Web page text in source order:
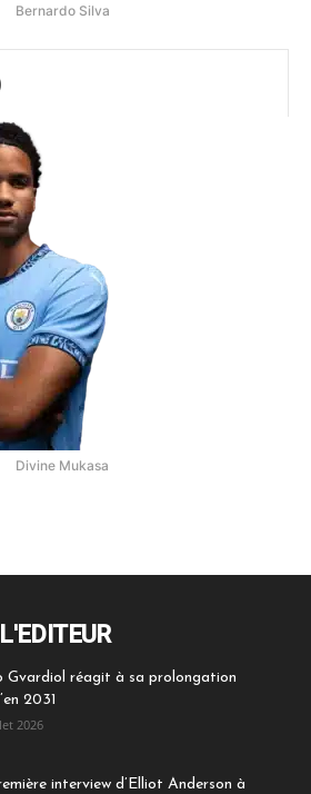
Bernardo Silva
Divine Mukasa
Gvardiol réagit à sa prolongation
2031
2026
interview d’Elliot Anderson à